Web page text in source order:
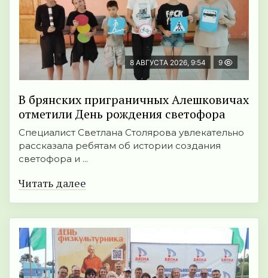
8 АВГУСТА 2026, 9:54 9
В брянских приграничных Алешковичах
отметили День рождения светофора
Специалист Светлана Столярова увлекательно
рассказала ребятам об истории создания
светофора и ...
Читать далее